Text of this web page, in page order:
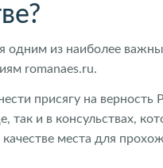
одним из наиболее
romanaes.ru.
присягу на верность
так и в консульствах,
качестве места для